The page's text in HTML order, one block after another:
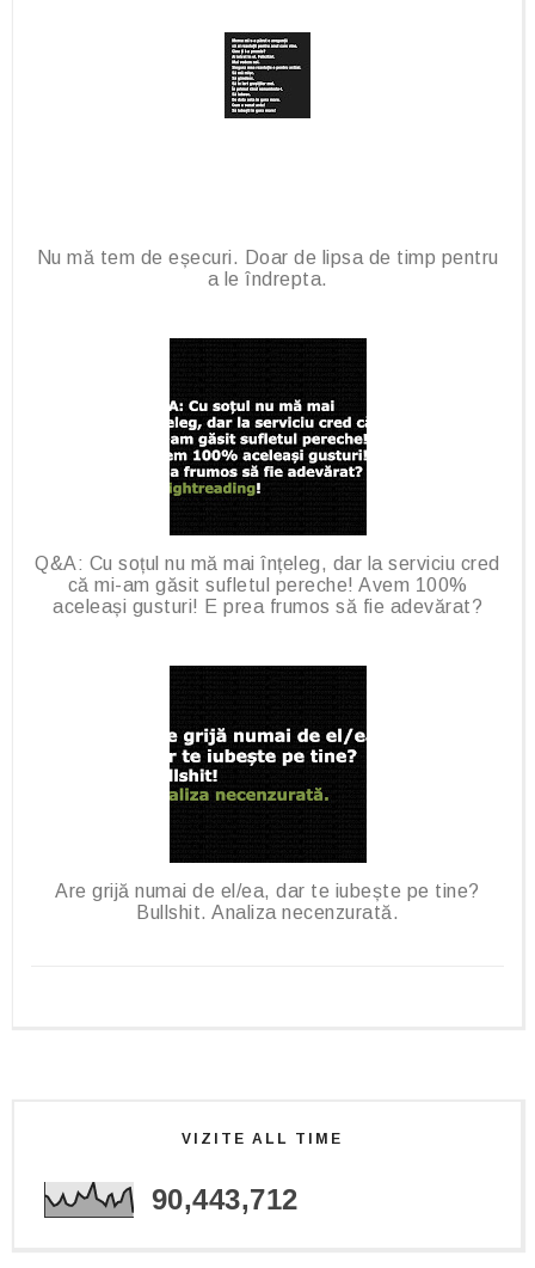
Nu mă tem de eșecuri. Doar de lipsa de timp pentru
a le îndrepta.
Q&A: Cu soțul nu mă mai înțeleg, dar la serviciu cred
că mi-am găsit sufletul pereche! Avem 100%
aceleași gusturi! E prea frumos să fie adevărat?
Are grijă numai de el/ea, dar te iubește pe tine?
Bullshit. Analiza necenzurată.
VIZITE ALL TIME
90,443,712